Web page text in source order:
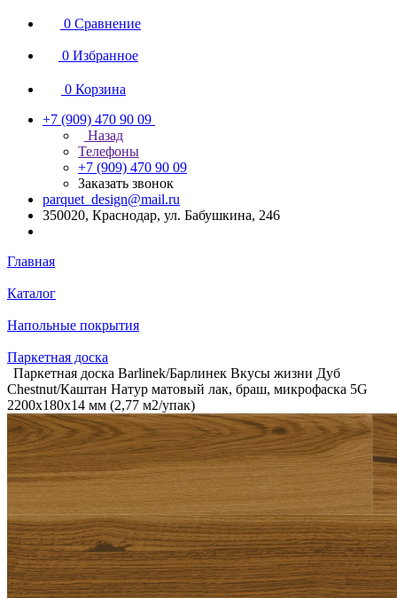
0 Сравнение
0 Избранное
0 Корзина
+7 (909) 470 90 09
Назад
Телефоны
+7 (909) 470 90 09
Заказать звонок
parquet_design@mail.ru
350020, Краснодар, ул. Бабушкина, 246
Главная
Каталог
Напольные покрытия
Паркетная доска
Паркетная доска Barlinek/Барлинек Вкусы жизни Дуб
Chestnut/Каштан Натур матовый лак, браш, микрофаска 5G
2200х180х14 мм (2,77 м2/упак)